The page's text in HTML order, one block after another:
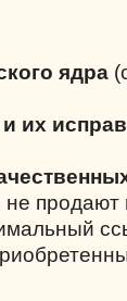
ядра
их